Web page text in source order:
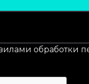
обработки